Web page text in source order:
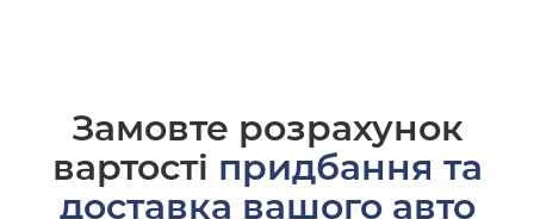
Замовте розрахунок
вартості придбання та
доставка вашого авто